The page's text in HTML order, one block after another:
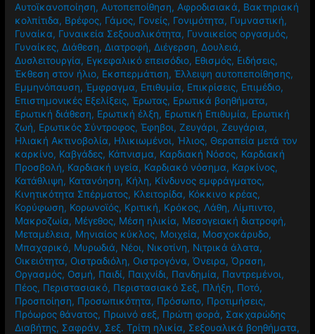
Αυτοϊκανοποίηση, Αυτοπεποίθηση, Αφροδισιακά, Βακτηριακή
κολπίτιδα, Βρέφος, Γάμος, Γονείς, Γονιμότητα, Γυμναστική,
Γυναίκα, Γυναικεία Σεξουαλικότητα, Γυναικείος οργασμός,
Γυναίκες, Διάθεση, Διατροφή, Διέγερση, Δουλειά,
Δυσλειτουργία, Εγκεφαλικό επεισόδιο, Εθισμός, Ειδήσεις,
Έκθεση στον ήλιο, Εκσπερμάτιση,Έλλειψη αυτοπεποίθησης,
Εμμηνόπαυση,Έμφραγμα, Επιθυμία, Επικρίσεις, Επιμέδιο,
Επιστημονικές Εξελίξεις,Έρωτας, Ερωτικά βοηθήματα,
Ερωτική διάθεση, Ερωτική έλξη, Ερωτική Επιθυμία, Ερωτική
ζωή, Ερωτικός Σύντροφος,Έφηβοι,Ζευγάρι,Ζευγάρια,
Ηλιακή Ακτινοβολία, Ηλικιωμένοι, Ήλιος, Θεραπεία μετά τον
καρκίνο, Καβγάδες, Κάπνισμα, Καρδιακή Νόσος, Καρδιακή
Προσβολή, Καρδιακή υγεία, Καρδιακό νόσημα, Καρκίνος,
Κατάθλιψη, Κατανόηση, Κήλη, Κίνδυνος εμφράγματος,
Κινητικότητα Σπέρματος, Κλειτορίδα, Κόκκινο κρέας,
Κορύφωση, Κορωνοϊός, Κριτική, Κρόκος, Λάθη, Λίμπιντο,
Μακροζωία, Μέγεθος, Μέση ηλικία, Μεσογειακή διατροφή,
Μεταμέλεια, Μηνιαίος κύκλος, Μοιχεία, Μοσχοκάρυδο,
Μπαχαρικό, Μυρωδιά, Νέοι, Νικοτίνη, Νιτρικά άλατα,
Οικειότητα, Οιστραδιόλη, Οιστρογόνα,Όνειρα,Όραση,
Οργασμός, Οσμή, Παιδί, Παιχνίδι, Πανδημία, Παντρεμένοι,
Πέος, Περιστασιακό, Περιστασιακό Σεξ, Πλήξη, Ποτό,
Προσποίηση, Προσωπικότητα, Πρόσωπο, Προτιμήσεις,
Πρόωρος θάνατος, Πρωινό σεξ, Πρώτη φορά, Σακχαρώδης
Διαβήτης, Σαφράν, Σεξ. Τρίτη ηλικία, Σεξουαλικά βοηθήματα,